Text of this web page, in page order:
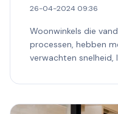
26-04-2024 09:36
Woonwinkels die
processen, hebben
verwachten snelheid,